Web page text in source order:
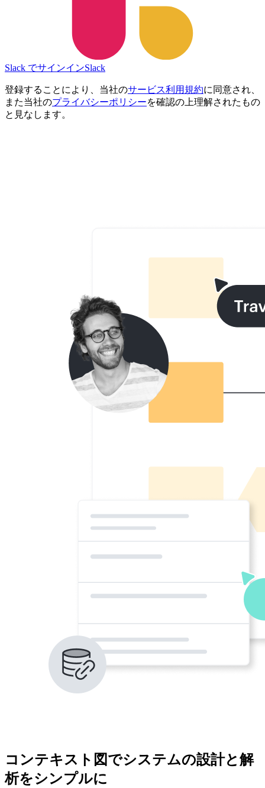
Slack でサインインSlack
登録することにより、当社のサービス利用規約に同意され、
また当社のプライバシーポリシーを確認の上理解されたもの
と見なします。
コンテキスト図でシステムの設計と解
析をシンプルに